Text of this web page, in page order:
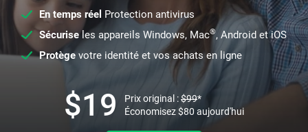
En temps réel Protection antivirus
Sécuriseles appareils Windows, Mac®, Android et iOS
Protège votre identité et vos achats en ligne
$19 Prix original :$99*
Économisez$80 aujourd'hui